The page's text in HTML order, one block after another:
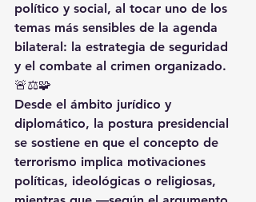
político y social, al tocar uno de los
temas más sensibles de la agenda
bilateral: la estrategia de seguridad
y el combate al crimen organizado.
🚨⚖️🧩
Desde el ámbito jurídico y
diplomático, la postura presidencial
se sostiene en que el concepto de
terrorismo implica motivaciones
políticas, ideológicas o religiosas,